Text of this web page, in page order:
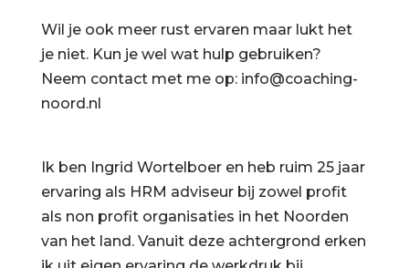
Wil je ook meer rust ervaren maar lukt het
je niet. Kun je wel wat hulp gebruiken?
Neem contact met me op: info@coaching-
noord.nl
Ik ben Ingrid Wortelboer en heb ruim 25 jaar
ervaring als HRM adviseur bij zowel profit
als non profit organisaties in het Noorden
van het land. Vanuit deze achtergrond erken